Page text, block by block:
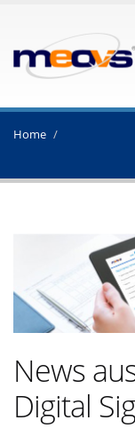
Home
News
Digital